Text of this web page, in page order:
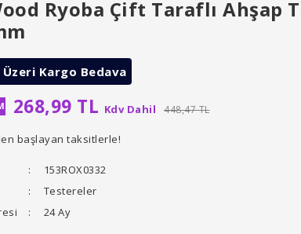
Ryoba Çift Taraflı Ahşap
Üzeri Kargo Bedava
268,99 TL Kdv Dahil 448,47 TL
başlayan taksitlerle!
153ROX0332
Testereler
24 Ay